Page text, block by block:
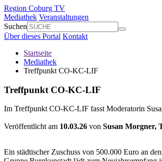
Region Coburg TV
Mediathek Veranstaltungen
Suchen
Über dieses Portal Kontakt
Startseite
Mediathek
Treffpunkt CO-KC-LIF
Treffpunkt CO-KC-LIF
Im Treffpunkt CO-KC-LIF fasst Moderatorin
Veröffentlicht am 10.03.26 von Susan Morgner,
90%
Ein städtischer Zuschuss von 500.000 Euro an